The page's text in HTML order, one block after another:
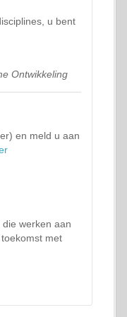
u bent
Ontwikkeling
en meld u aan
werken aan
met